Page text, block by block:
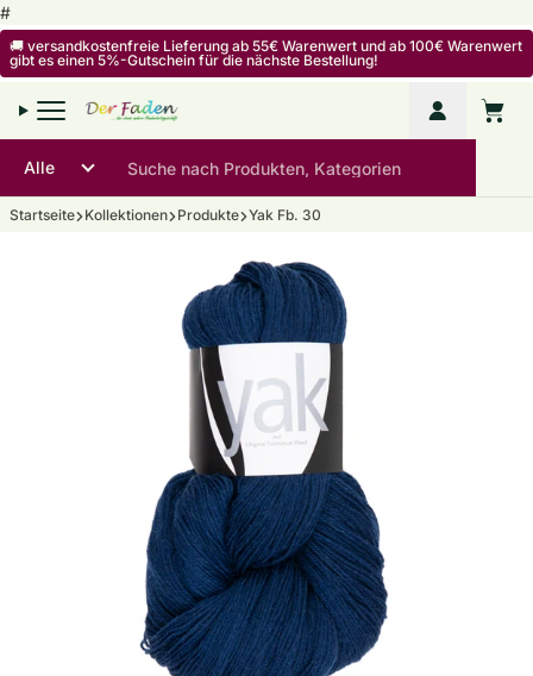
#Zum Inhalt springen
🚚 versandkostenfreie Lieferung ab 55€ Warenwert und ab 100€ Warenwert
gibt es einen 5%-Gutschein für die nächste Bestellung!
Mein
Startseite Kollektionen Produkte Yak Fb. 30